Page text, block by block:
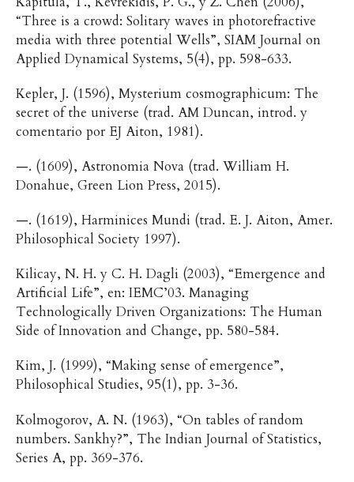
“Three is a crowd: Solitary waves in photorefractive
media with three potential Wells”, SIAM Journal on
Applied Dynamical Systems, 5(4), pp. 598-633.
Kepler, J. (1596), Mysterium cosmographicum: The
secret of the universe (trad. AM Duncan, introd. y
comentario por EJ Aiton, 1981).
—. (1609), Astronomia Nova (trad. William H.
Donahue, Green Lion Press, 2015).
—. (1619), Harminices Mundi (trad. E. J. Aiton, Amer.
Philosophical Society 1997).
Kilicay, N. H. y C. H. Dagli (2003), “Emergence and
Artificial Life”, en: IEMC’03. Managing
Technologically Driven Organizations: The Human
Side of Innovation and Change, pp. 580-584.
Kim, J. (1999), “Making sense of emergence”,
Philosophical Studies, 95(1), pp. 3-36.
Kolmogorov, A. N. (1963), “On tables of random
numbers. Sankhy?”, The Indian Journal of Statistics,
Series A, pp. 369-376.